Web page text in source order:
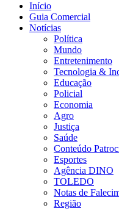
Início
Guia Comercial
Notícias
Política
Mundo
Entretenimento
Tecnologia &
Educação
Policial
Economia
Agro
Justiça
Saúde
Conteúdo
Esportes
Agência DINO
TOLEDO
Notas de
Região